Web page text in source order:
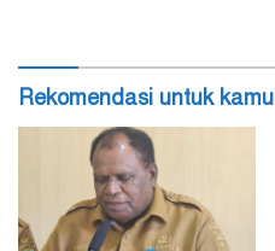
Rekomendasi untuk kamu